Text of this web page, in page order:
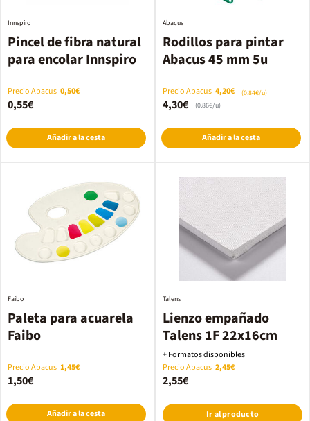
Pincel de fibra natural
para encolar Innspiro
Innspiro
Precio Abacus 0,50€
0,55€
Añadir a la cesta
Rodillos para pintar
Abacus 45 mm 5u
Abacus
Precio Abacus 4,20€ (0.84€/u)
4,30€ (0.86€/u)
Añadir a la cesta
Paleta para acuarela
Faibo
Faibo
Precio Abacus 1,45€
1,50€
Añadir a la cesta
Lienzo empañado
Talens 1F 22x16cm
Talens
+ Formatos disponibles
Precio Abacus 2,45€
2,55€
Ir al producto